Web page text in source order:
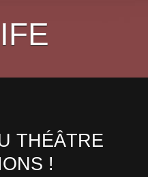
THÉÂTRE
!